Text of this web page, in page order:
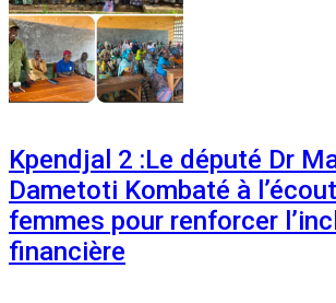
Kpendjal 2 :Le député Dr
Dametoti Kombaté à
femmes pour renforcer
financière